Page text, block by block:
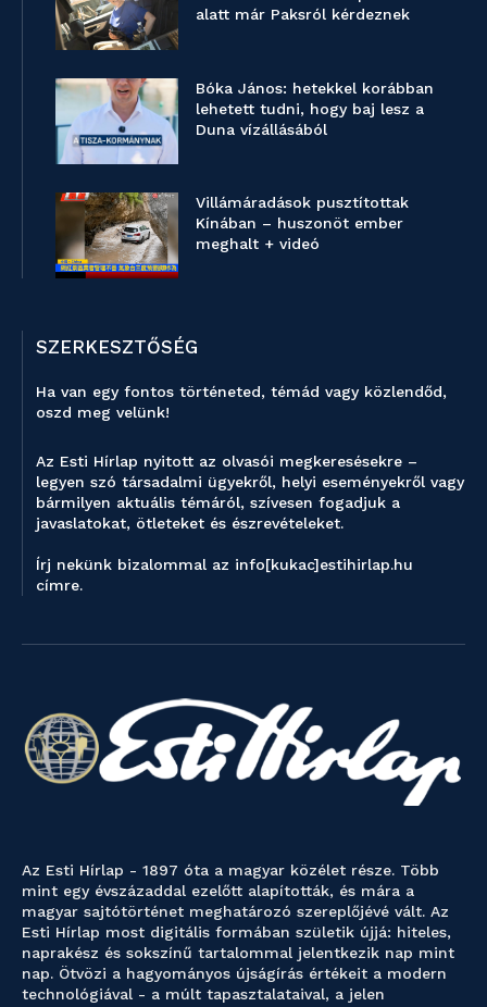
alatt már Paksról kérdeznek
Bóka János: hetekkel korábban
lehetett tudni, hogy baj lesz a
Duna vízállásából
Villámáradások pusztítottak
Kínában – huszonöt ember
meghalt + videó
SZERKESZTŐSÉG
Ha van egy fontos történeted, témád vagy közlendőd,
oszd meg velünk!
Az Esti Hírlap nyitott az olvasói megkeresésekre –
legyen szó társadalmi ügyekről, helyi eseményekről vagy
bármilyen aktuális témáról, szívesen fogadjuk a
javaslatokat, ötleteket és észrevételeket.
Írj nekünk bizalommal az info[kukac]estihirlap.hu
címre.
Az Esti Hírlap - 1897 óta a magyar közélet része. Több
mint egy évszázaddal ezelőtt alapították, és mára a
magyar sajtótörténet meghatározó szereplőjévé vált. Az
Esti Hírlap most digitális formában születik újjá: hiteles,
naprakész és sokszínű tartalommal jelentkezik nap mint
nap. Ötvözi a hagyományos újságírás értékeit a modern
technológiával - a múlt tapasztalataival, a jelen